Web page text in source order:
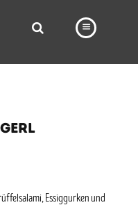
Essiggurken und